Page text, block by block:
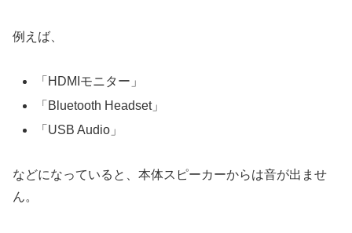
例えば、
「HDMIモニター」
「Bluetooth Headset」
「USB Audio」
などになっていると、本体スピーカーからは音が出ませ
ん。